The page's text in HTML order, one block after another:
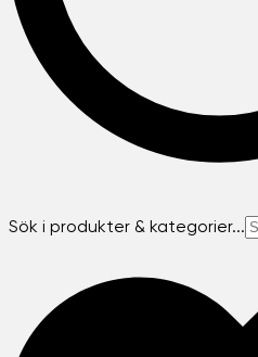
Sök i produkter & kategorier...